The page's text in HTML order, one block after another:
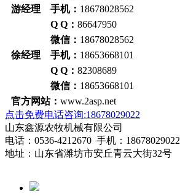
游经理 手机： 18678028562
Q Q： 86647950
微信： 18678028562
徐经理 手机： 18653668101
Q Q： 82308689
微信： 18653668101
官方网站： www.2asp.net
点击免费电话咨询:18678029022
山东鑫源农牧机械有限公司
电话：0536-4212670 手机：18678029022
地址：山东省潍坊市安丘青云大街32号